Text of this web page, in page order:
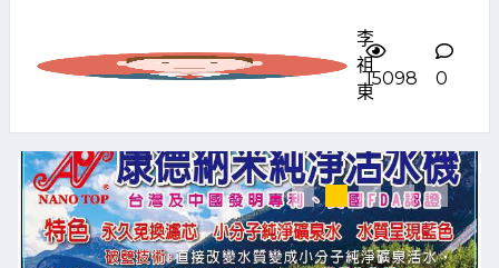
李
祖
東
15098 0